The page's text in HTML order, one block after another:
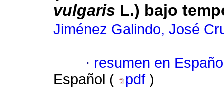
vulgaris L.) bajo
Jiménez Galindo, José
· resumen en
Español (
pdf )